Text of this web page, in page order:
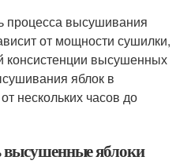
процесса высушивания
от мощности сушилки,
консистенции высушенных
яблок в
нескольких часов до
яблоки